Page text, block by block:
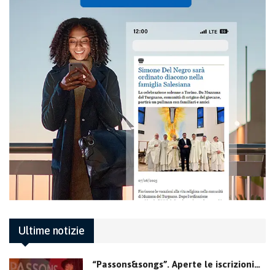
Ultime notizie
“Passons&songs”. Aperte le iscrizioni…